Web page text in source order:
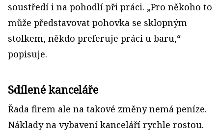
soustředí i na pohodlí při práci. „Pro někoho to
může představovat pohovka se sklopným
stolkem, někdo preferuje práci u baru,“
popisuje.
Sdílené kanceláře
Řada firem ale na takové změny nemá peníze.
Náklady na vybavení kanceláří rychle rostou.